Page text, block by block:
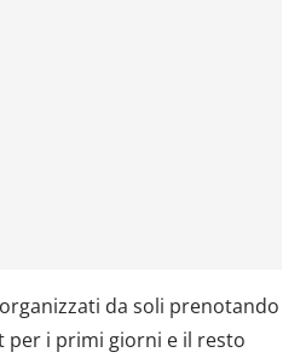
da soli prenotando
per i primi giorni e il resto